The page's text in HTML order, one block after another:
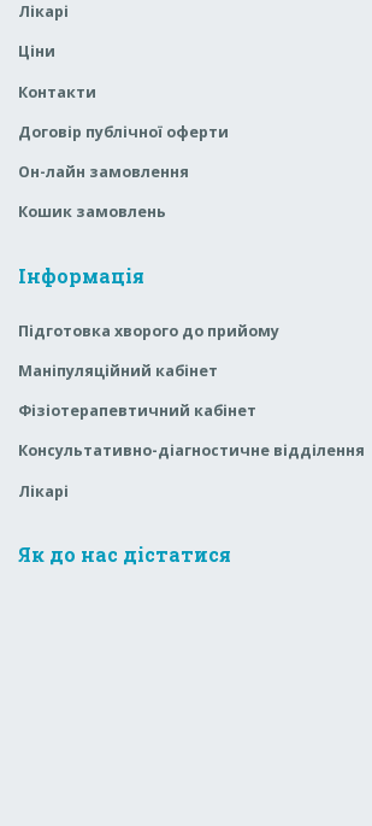
Лікарі
Ціни
Контакти
Договір публічної оферти
Он-лайн замовлення
Кошик замовлень
Інформація
Підготовка хворого до прийому
Маніпуляційний кабінет
Фізіотерапевтичний кабінет
Консультативно-діагностичне відділення
Лікарі
Як до нас дістатися